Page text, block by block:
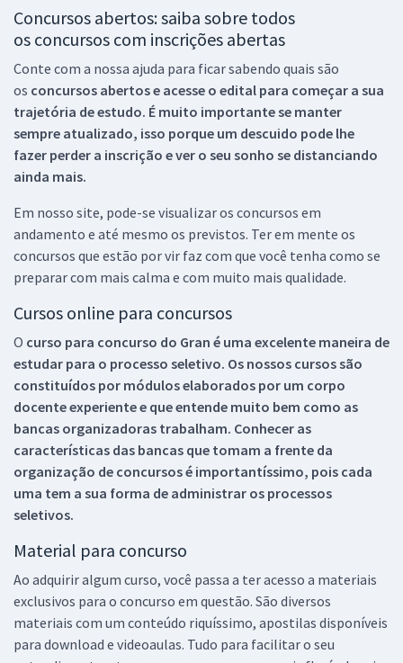
Concursos abertos: saiba sobre todos
os concursos com inscrições abertas
Conte com a nossa ajuda para ficar sabendo quais são
os concursos abertos e acesse o edital para começar a sua
trajetória de estudo. É muito importante se manter
sempre atualizado, isso porque um descuido pode lhe
fazer perder a inscrição e ver o seu sonho se distanciando
ainda mais.
Em nosso site, pode-se visualizar os concursos em
andamento e até mesmo os previstos. Ter em mente os
concursos que estão por vir faz com que você tenha como se
preparar com mais calma e com muito mais qualidade.
Cursos online para concursos
O curso para concurso do Gran é uma excelente maneira de
estudar para o processo seletivo. Os nossos cursos são
constituídos por módulos elaborados por um corpo
docente experiente e que entende muito bem como as
bancas organizadoras trabalham. Conhecer as
características das bancas que tomam a frente da
organização de concursos é importantíssimo, pois cada
uma tem a sua forma de administrar os processos
seletivos.
Material para concurso
Ao adquirir algum curso, você passa a ter acesso a materiais
exclusivos para o concurso em questão. São diversos
materiais com um conteúdo riquíssimo, apostilas disponíveis
para download e videoaulas. Tudo para facilitar o seu